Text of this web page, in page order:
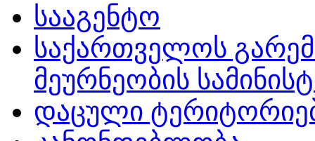
სააგენტო
საქართველოს
მეურნეობის
დაცული